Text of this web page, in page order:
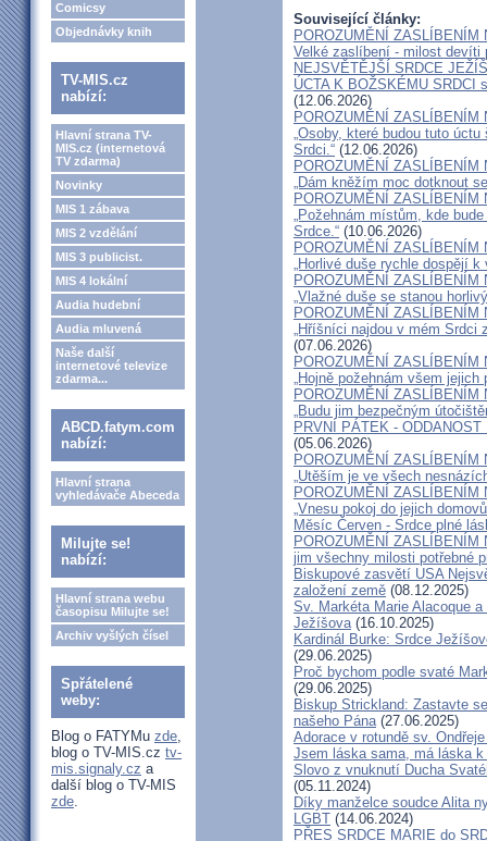
Comicsy
Objednávky knih
TV-MIS.cz
nabízí:
Hlavní strana TV-
MIS.cz (internetová
TV zdarma)
Novinky
MIS 1 zábava
MIS 2 vzdělání
MIS 3 publicist.
MIS 4 lokální
Audia hudební
Audia mluvená
Naše další
internetové televize
zdarma...
ABCD.fatym.com
nabízí:
Hlavní strana
vyhledávače Abeceda
Milujte se!
nabízí:
Hlavní strana webu
časopisu Milujte se!
Archiv vyšlých čísel
Spřátelené
weby:
Blog o FATYMu zde,
blog o TV-MIS.cz tv-
mis.signaly.cz a
další blog o TV-MIS
zde.
Související články:
POROZUMĚNÍ
Velké zaslíbení - milost devíti
NEJSVĚTĚJŠÍ SRDCE
ÚCTA K BOŽSKÉMU SRDCI
(12.06.2026)
POROZUMĚNÍ
„Osoby, které budou tuto
Srdci.“ (12.06.2026)
POROZUMĚNÍ
„Dám kněžím moc dotknout
POROZUMĚNÍ
„Požehnám místům, kde
Srdce.“ (10.06.2026)
POROZUMĚNÍ
„Horlivé duše rychle dospějí
POROZUMĚNÍ
„Vlažné duše se stanou
POROZUMĚNÍ
„Hříšníci najdou v mém Srdci
(07.06.2026)
POROZUMĚNÍ
„Hojně požehnám všem jejich
POROZUMĚNÍ
„Budu jim bezpečným
PRVNÍ PÁTEK -
(05.06.2026)
POROZUMĚNÍ
„Utěším je ve všech
POROZUMĚNÍ
„Vnesu pokoj do jejich
Měsíc Červen - Srdce plné
POROZUMĚNÍ ZASLÍBENÍM
jim všechny milosti potřebné
Biskupové zasvětí USA
založení země (08.12.2025)
Sv. Markéta Marie Alacoque
Ježíšova(16.10.2025)
Kardinál Burke: Srdce
(29.06.2025)
Proč bychom podle svaté
(29.06.2025)
Biskup Strickland: Zastavte
našeho Pána(27.06.2025)
Adorace v rotundě sv.
Jsem láska sama, má láska
Slovo z vnuknutí Ducha
(05.11.2024)
Díky manželce soudce Alita
LGBT (14.06.2024)
PŘES SRDCE MARIE do